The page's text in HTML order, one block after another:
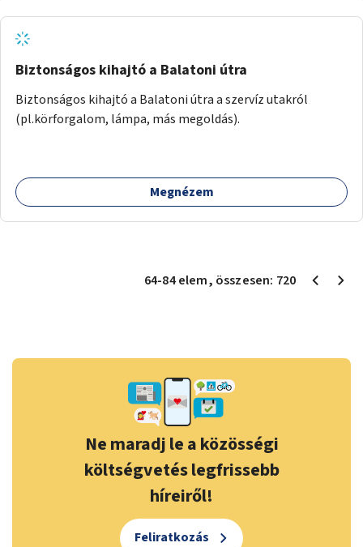
csak jobbosra kell átalakítani.
Biztonságos kihajtó a Balatoni útra
Biztonságos kihajtó a Balatoni útra a szervíz utakról
(pl.körforgalom, lámpa, más megoldás).
Megnézem
64-84elem, összesen: 720
Ne maradj le a közösségi
költségvetés legfrissebb
híreiről!
Feliratkozás